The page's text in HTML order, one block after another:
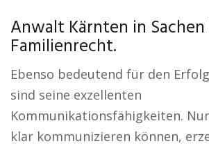
Anwalt Kärnten in
Familienrecht.
Ebenso bedeutend für den
sind seine exzellenten
Kommunikationsfähigkeiten.
klar kommunizieren können,